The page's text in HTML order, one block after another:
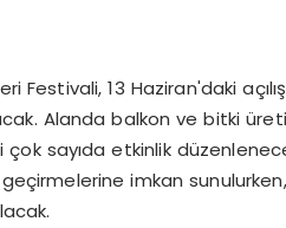
13 Haziran'daki
Alanda balkon ve bitki
çok sayıda etkinlik
imkan